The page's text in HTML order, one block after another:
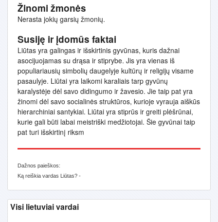
Žinomi žmonės
Nerasta jokių garsių žmonių.
Susiję ir įdomūs faktai
Liūtas yra galingas ir išskirtinis gyvūnas, kuris dažnai
asocijuojamas su drąsa ir stiprybe. Jis yra vienas iš
populiariausių simbolių daugelyje kultūrų ir religijų visame
pasaulyje. Liūtai yra laikomi karaliais tarp gyvūnų
karalystėje dėl savo didingumo ir žavesio. Jie taip pat yra
žinomi dėl savo socialinės struktūros, kurioje vyrauja aiškūs
hierarchiniai santykiai. Liūtai yra stiprūs ir greiti plėšrūnai,
kurie gali būti labai meistriški medžiotojai. Šie gyvūnai taip
pat turi išskirtinį riksm
Dažnos paieškos:
Ką reiškia vardas Liūtas? -
Visi lietuviai vardai